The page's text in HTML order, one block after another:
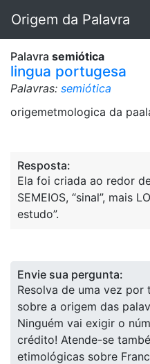
Origem da Palavra
Palavra semiótica
lingua portugesa
Palavras: semiótica
origemetmologica da
Resposta:
Ela foi criada ao redor
SEMEIOS, “sinal”, mais
estudo”.
Envie sua pergunta:
Resolva de uma vez por
sobre a origem das
Ninguém vai exigir o
crédito! Atende-se
etimológicas sobre